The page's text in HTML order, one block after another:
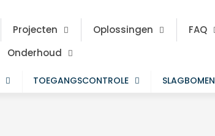
Projecten Oplossingen
FAQ
Onderhoud
TOEGANGSCONTROLE SLAGBOMEN